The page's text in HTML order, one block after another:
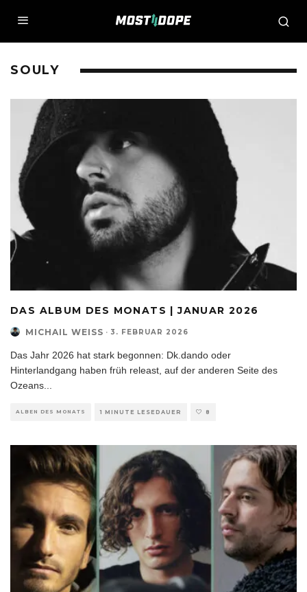
SOULY
DAS ALBUM DES MONATS | JANUAR 2026
MICHAIL WEISS · 3. FEBRUAR 2026
Das Jahr 2026 hat stark begonnen: Dk.dando oder
Hinterlandgang haben früh releast, auf der anderen Seite des
Ozeans
ALBEN DES MONATS 1 MINUTE LESEDAUER 8